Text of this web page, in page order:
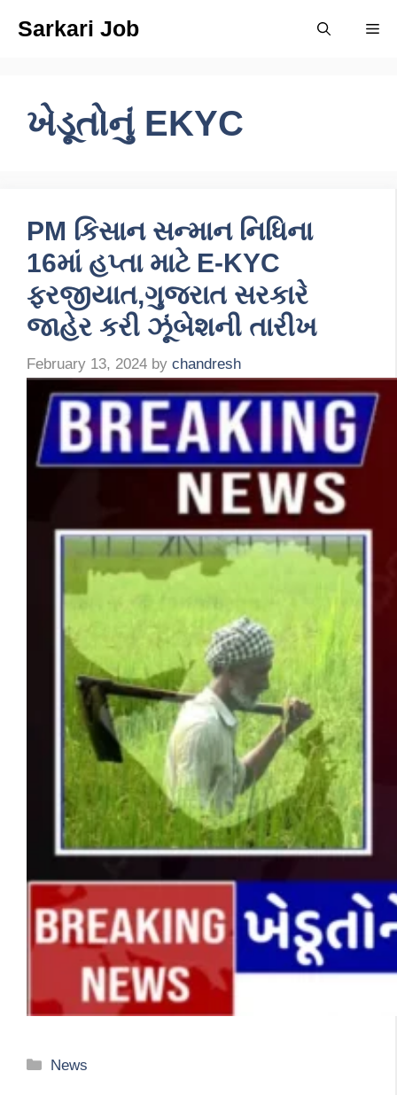
Sarkari Job
ખેડૂતોનું EKYC
PM કિસાન સન્માન નિધિના
16માં હપ્તા માટે E-KYC
ફરજીયાત,ગુજરાત સરકારે
જાહેર કરી ઝૂંબેશની તારીખ
February 13, 2024 by chandresh
Categories
News